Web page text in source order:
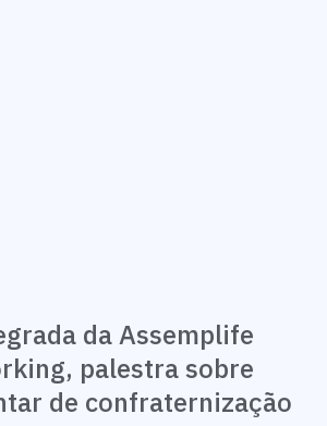
da Assemplife
palestra sobre
de confraternização